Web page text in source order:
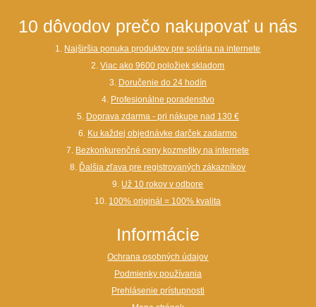
10 dôvodov prečo nakupovať u nás
1. Najširšia ponuka produktov pre solária na internete
2.Viac ako 9600 položiek skladom
3. Doručenie do 24 hodín
4. Profesionálne poradenstvo
5. Doprava zdarma - pri nákupe nad 130 €
6. Ku každej objednávke darček zadarmo
7. Bezkonkurenčné ceny kozmetiky na internete
8. Ďalšia zľava pre registrovaných zákazníkov
9. Už 10 rokov v odbore
10. 100% originál = 100% kvalita
Informácie
Ochrana osobných údajov
Podmienky používania
Prehlásenie prístupnosti